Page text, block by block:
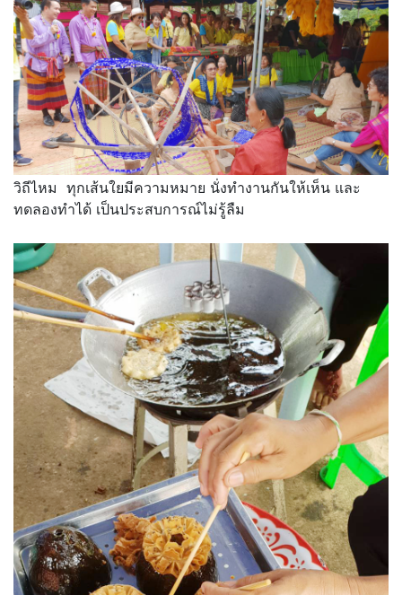
วิถีไหม ทุกเส้นใยมีความหมาย นั่งทำงานกันให้เห็น และ
ทดลองทำได้ เป็นประสบการณ์ไม่รู้ลืม